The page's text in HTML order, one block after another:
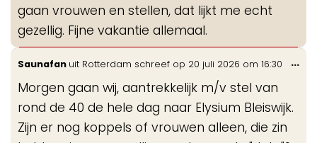
gaan vrouwen en stellen, dat lijkt me echt
gezellig. Fijne vakantie allemaal.
Saunafan uit Rotterdam schreef op 20 juli 2026 om 16:30
Morgen gaan wij, aantrekkelijk m/v stel van
rond de 40 de hele dag naar Elysium Bleiswijk.
Zijn er nog koppels of vrouwen alleen, die zin
...